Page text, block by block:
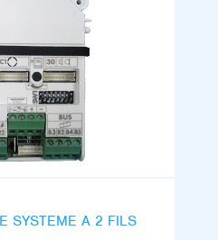
SYSTEME A 2 FILS